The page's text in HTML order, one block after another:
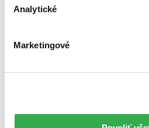
Analytické
Marketingové
Top hodnotené
Najvyššia zľava